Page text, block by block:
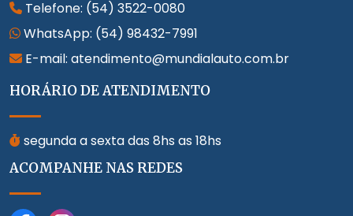
Telefone: (54) 3522-0080
WhatsApp: (54) 98432-7991
E-mail: atendimento@mundialauto.com.br
HORÁRIO DE ATENDIMENTO
segunda a sexta das 8hs as 18hs
ACOMPANHE NAS REDES